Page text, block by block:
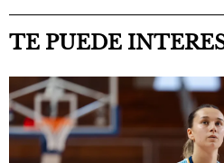
TE PUEDE